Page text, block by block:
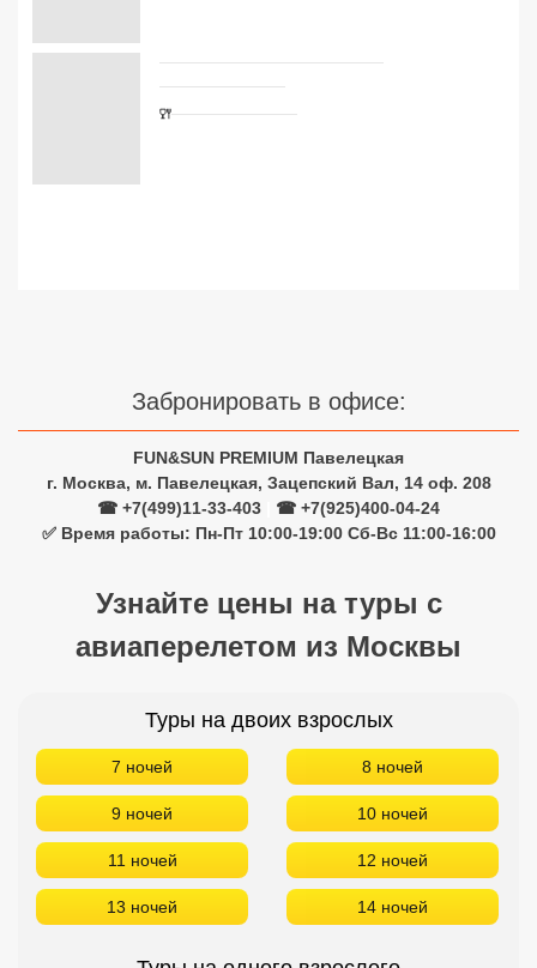
Забронировать в офисе:
FUN&SUN PREMIUM Павелецкая
г. Москва, м. Павелецкая, Зацепский Вал, 14 оф. 208
☎ +7(499)11-33-403
☎ +7(925)400-04-24
✅ Время работы: Пн-Пт 10:00-19:00 Сб-Вс 11:00-16:00
Узнайте цены на туры с
авиаперелетом из Москвы
Туры на двоих взрослых
7 ночей 8 ночей
9 ночей 10 ночей
11 ночей 12 ночей
13 ночей 14 ночей
Сетевые отели ОАЭ
Сетевые отели Бали
Сетевые отели Сейшел
Сетевые отели Маврикия